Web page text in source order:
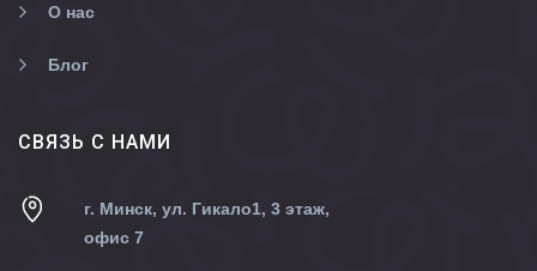
О нас
Блог
CВЯЗЬ С НАМИ
г. Минск, ул. Гикало1, 3 этаж,
офис 7